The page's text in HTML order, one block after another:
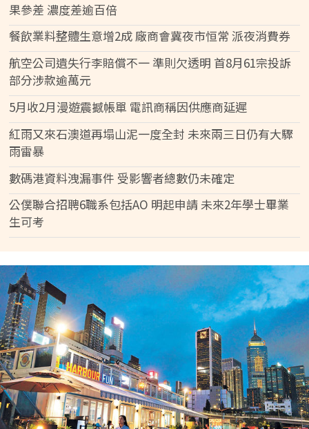
果參差 濃度差逾百倍
餐飲業料整體生意增2成 廠商會冀夜市恒常 派夜消費券
航空公司遺失行李賠償不一 準則欠透明 首8月61宗投訴
部分涉款逾萬元
5月收2月漫遊震撼帳單 電訊商稱因供應商延遲
紅雨又來石澳道再塌山泥一度全封 未來兩三日仍有大驟
雨雷暴
數碼港資料洩漏事件 受影響者總數仍未確定
公僕聯合招聘6職系包括AO 明起申請 未來2年學士畢業
生可考